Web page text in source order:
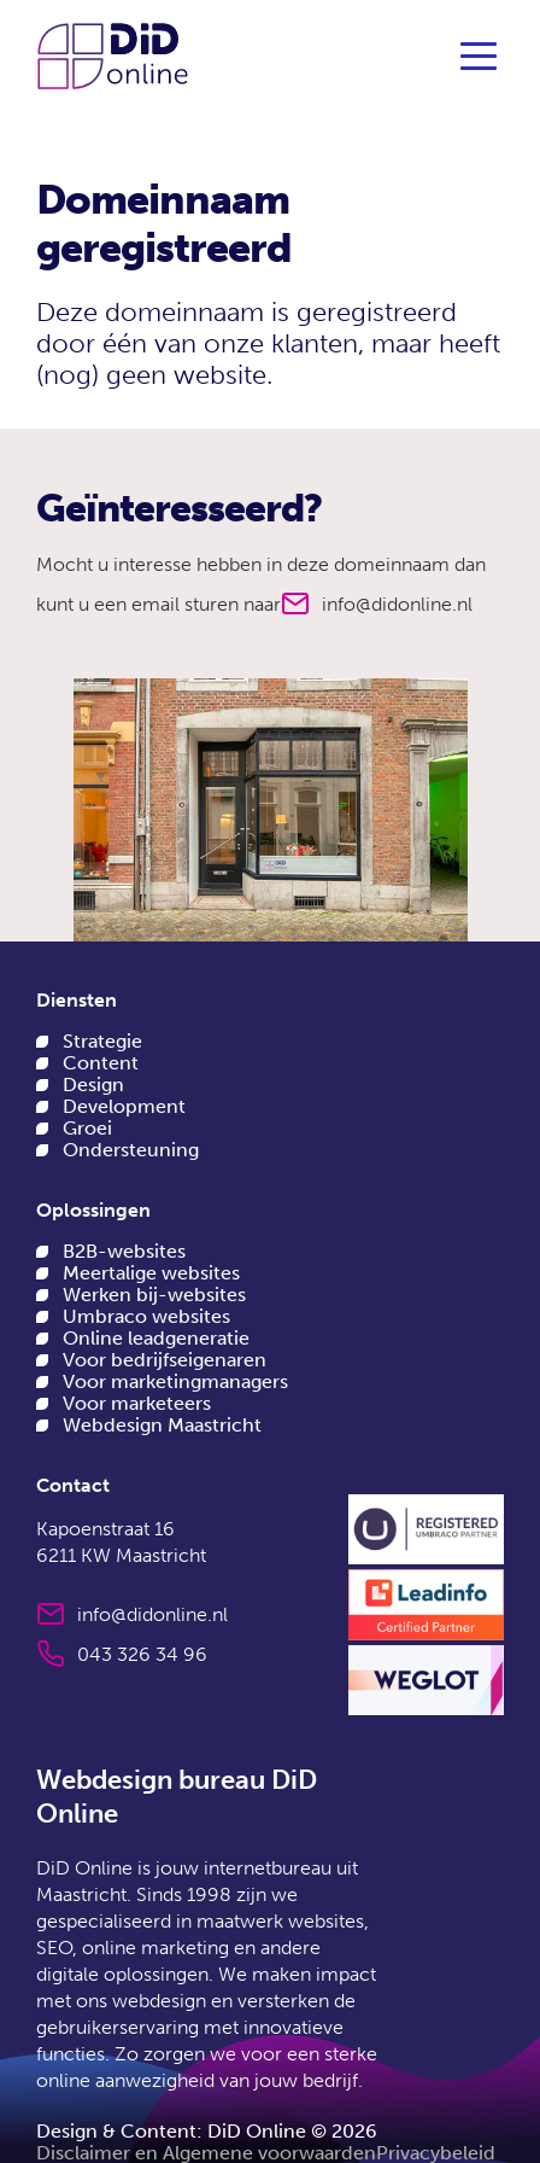
Domeinnaam
geregistreerd
Deze domeinnaam is geregistreerd
door één van onze klanten, maar heeft
(nog) geen website.
Geïnteresseerd?
Mocht u interesse hebben in deze domeinnaam dan
kunt u een email sturen naar
info@didonline.nl
Contact
Kapoenstraat 16
6211 KW Maastricht
info@didonline.nl
043 326 34 96
Diensten
Strategie
Content
Design
Development
Groei
Ondersteuning
Oplossingen
B2B-websites
Meertalige websites
Werken bij-websites
Umbraco websites
Online leadgeneratie
Voor bedrijfseigenaren
Voor marketingmanagers
Voor marketeers
Webdesign Maastricht
Webdesign bureau DiD
Online
DiD Online is jouw internetbureau uit
Maastricht . Sinds 1998 zijn we
gespecialiseerd in maatwerk websites
SEO, online marketing en andere
digitale oplossingen. We maken impact
met ons webdesign en versterken de
gebruikerservaring met innovatieve
functies. Zo zorgen we voor een sterke
online aanwezigheid van jouw bedrijf.
Design & Content: DiD Online © 2026
Disclaimer en Algemene voorwaardenPrivacybeleid